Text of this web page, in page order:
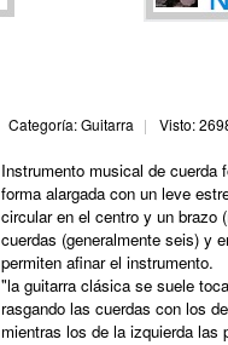
Categoría: Guitarra Visto:
Instrumento musical de cuerda
forma alargada con un leve
circular en el centro y un brazo
cuerdas (generalmente seis) y
permiten afinar el instrumento.
"la guitarra clásica se suele
rasgando las cuerdas con los
mientras los de la izquierda